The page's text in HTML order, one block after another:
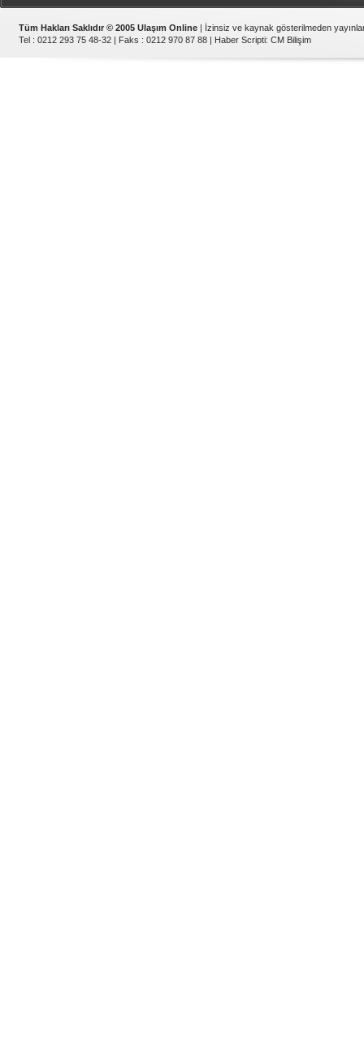
Tüm Hakları Saklıdır © 2005 Ulaşım Online | İzinsiz ve kaynak gösterilmeden
Tel : 0212 293 75 48-32 | Faks : 0212 970 87 88 | Haber Scripti: CM Bilişim